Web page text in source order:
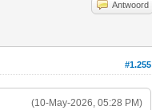
Antwoord
#1.255
(10-May-2026, 05:28 PM)